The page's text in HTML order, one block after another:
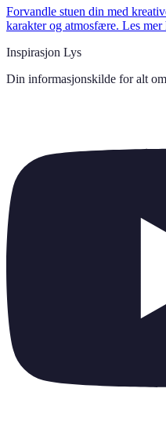
Forvandle stuen din med
karakter og atmosfære. Les mer
Inspirasjon Lys
Din informasjonskilde for alt om